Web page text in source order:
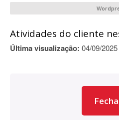
Atividades do cliente
Última visualização: 04/09/